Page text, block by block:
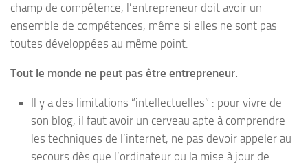
champ de compétence, l’entrepreneur doit avoir un
ensemble de compétences, même si elles ne sont pas
toutes développées au même point.
Tout le monde ne peut pas être entrepreneur.
Il y a des limitations “intellectuelles” : pour vivre de
son blog, il faut avoir un cerveau apte à comprendre
les techniques de l’internet, ne pas devoir appeler au
secours dès que l’ordinateur ou la mise à jour de